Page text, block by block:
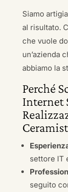
Siamo
al risultato.
che vuole
un’azienda
abbiamo la
Perché
Internet
settore IT
seguito